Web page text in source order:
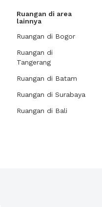
Ruangan di area
lainnya
Ruangan di Bogor
Ruangan di
Tangerang
Ruangan di Batam
Ruangan di Surabaya
Ruangan di Bali